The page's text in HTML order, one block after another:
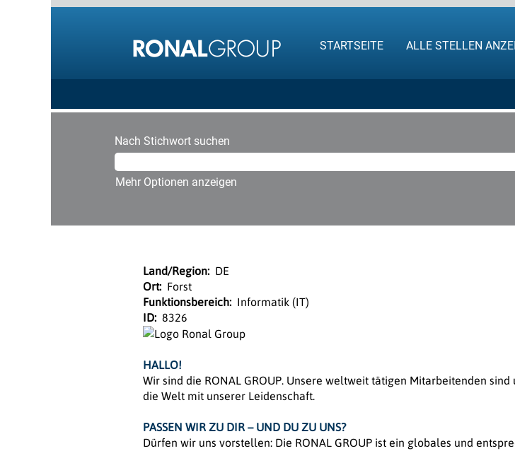
STARTSEITE ALLE STELLEN
Nach Stichwort suchen
Mehr Optionen anzeigen
Land/Region: DE
Ort: Forst
Funktionsbereich: Informatik (IT)
ID: 8326
HALLO!
Wir sind die RONAL GROUP. Unsere weltweit tätigen Mitarbeitenden
die Welt mit unserer Leidenschaft.
PASSEN WIR ZU DIR – UND DU ZU UNS?
Dürfen wir uns vorstellen: Die RONAL GROUP ist ein globales und